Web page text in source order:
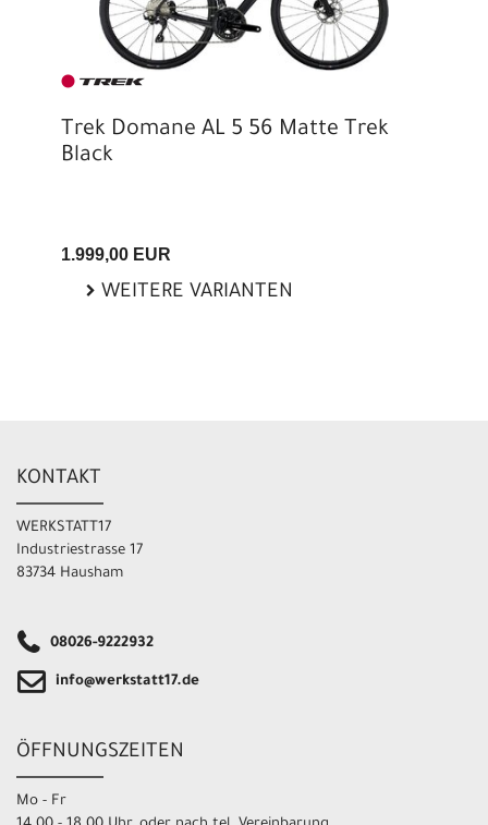
Trek Domane AL 5 56 Matte Trek
Black
1.999,00 EUR
WEITERE VARIANTEN
KONTAKT
WERKSTATT17
Industriestrasse 17
83734 Hausham
08026-9222932
info@werkstatt17.de
ÖFFNUNGSZEITEN
Mo - Fr